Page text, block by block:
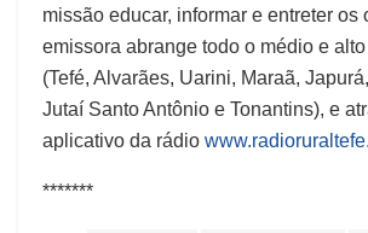
missão educar, informar e entreter os
emissora abrange todo o médio e
(Tefé, Alvarães, Uarini, Maraã,
Jutaí Santo Antônio e Tonantins), e
aplicativo da rádio
*******